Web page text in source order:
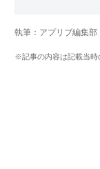
ゲーム
くして面
執筆：アプリブ編集部
※記事の内容は記載当時